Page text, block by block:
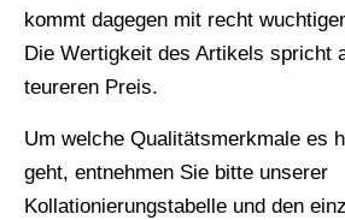
kommt dagegen mit recht
Die Wertigkeit des Artikels spricht
teureren Preis.
Um welche Qualitätsmerkmale es
geht, entnehmen Sie bitte unserer
Kollationierungstabelle und den